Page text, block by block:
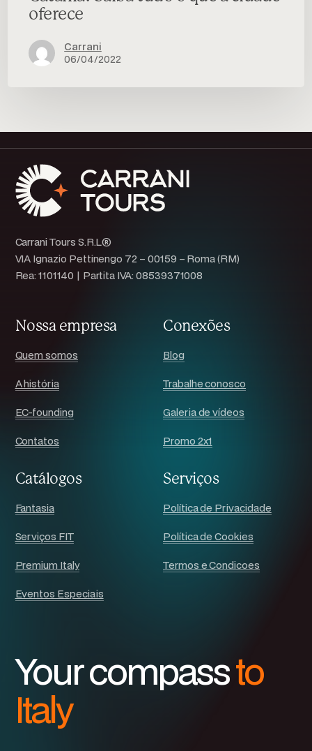
oferece
Carrani
06/04/2022
Carrani Tours S.R.L®
VIA Ignazio Pettinengo 72 – 00159 – Roma (RM)
Rea: 1101140 | Partita IVA: 08539371008
Nossa empresa
Quem somos
A história
EC-founding
Contatos
Conexões
Blog
Trabalhe conosco
Galeria de vídeos
Promo 2x1
Catálogos
Fantasia
Serviços FIT
Premium Italy
Eventos Especiais
Serviços
Política de Privacidade
Política de Cookies
Termos e Condicoes
Your compassto
Italy